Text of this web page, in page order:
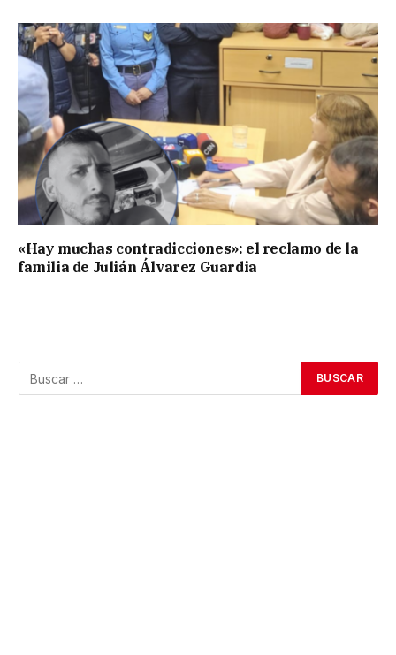
«Hay muchas contradicciones»: el reclamo de la
familia de Julián Álvarez Guardia